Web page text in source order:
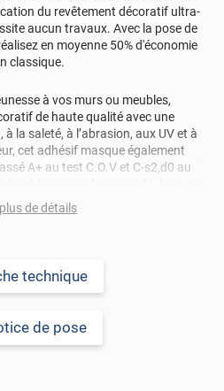
du revêtement décoratif ultra-
aucun travaux. Avec la pose de
en moyenne 50% d'économie
classique.
à vos murs ou meubles,
de haute qualité avec une
à la saleté, à l’abrasion, aux UV et à
cet adhésif masque également
A+ au test C.O.V et C-s2,d0 au
la qualité et de son rendu
de détails
technique
de pose